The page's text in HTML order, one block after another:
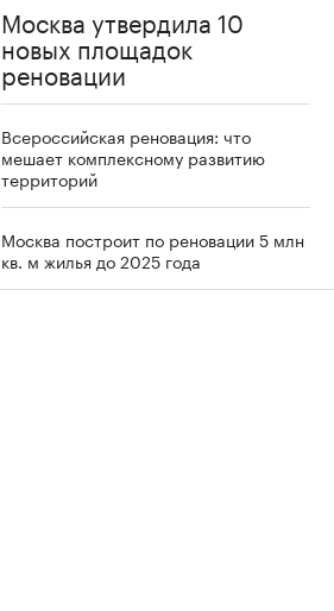
Москва утвердила 10
новых площадок
реновации
Всероссийская реновация: что
мешает комплексному развитию
территорий
Москва построит по реновации 5 млн
кв. м жилья до 2025 года